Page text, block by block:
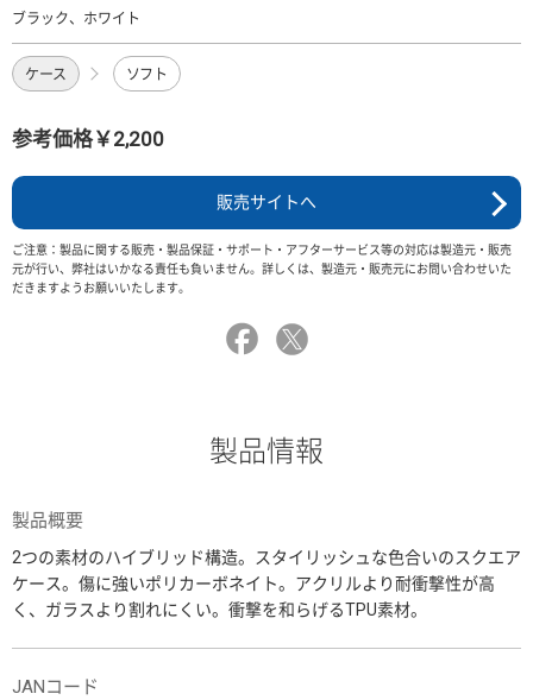
ブラック、ホワイト
ケース ソフト
参考価格￥2,200
販売サイトへ
ご注意：製品に関する販売・製品保証・サポート・アフターサービス等の対応は製造元・販売
元が行い、弊社はいかなる責任も負いません。詳しくは、製造元・販売元にお問い合わせいた
だきますようお願いいたします。
製品情報
製品概要
2つの素材のハイブリッド構造。スタイリッシュな色合いのスクエア
ケース。傷に強いポリカーボネイト。アクリルより耐衝撃性が高
く、ガラスより割れにくい。衝撃を和らげるTPU素材。
JANコード